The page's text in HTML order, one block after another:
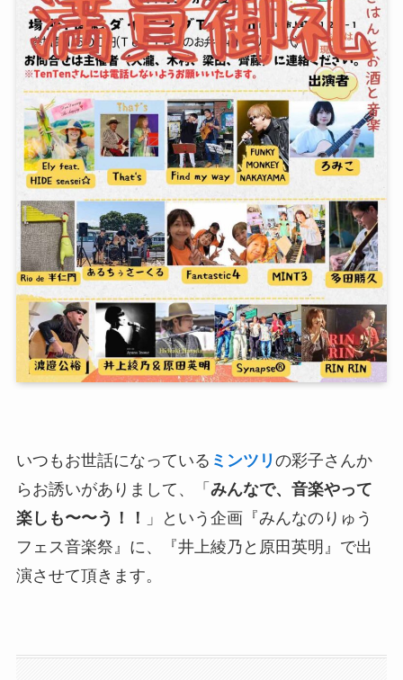
いつもお世話になっている ミンツリ の彩子さんか
らお誘いがありまして、「 みんなで、音楽やって
楽しも〜〜う！！
」という企画『みんなのりゅう
フェス音楽祭』に、『井上綾乃と原田英明』で出
演させて頂きます。